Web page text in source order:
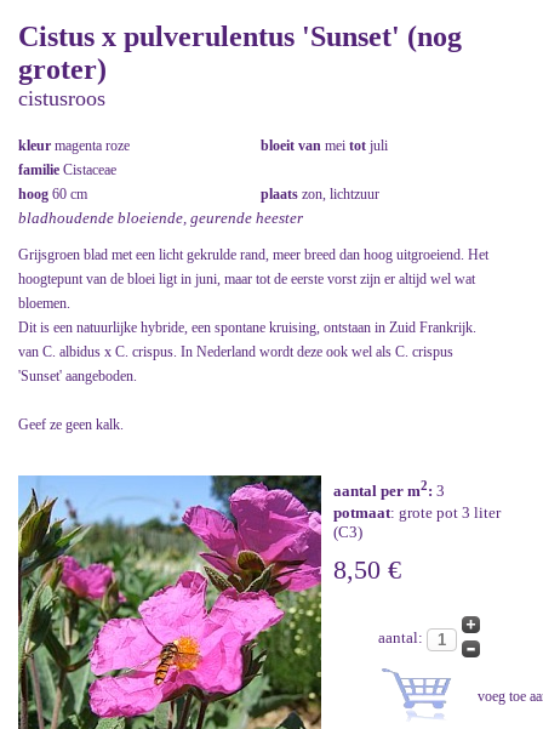
Cistus x pulverulentus 'Sunset' (nog
groter)
cistusroos
kleur magenta roze bloeit van mei tot juli
familie Cistaceae
hoog 60 cm plaats zon, lichtzuur
bladhoudende bloeiende, geurende heester
Grijsgroen blad met een licht gekrulde rand, meer breed dan hoog uitgroeiend. Het
hoogtepunt van de bloei ligt in juni, maar tot de eerste vorst zijn er altijd wel wat
bloemen.
Dit is een natuurlijke hybride, een spontane kruising, ontstaan in Zuid Frankrijk.
van C. albidus x C. crispus. In Nederland wordt deze ook wel als C. crispus
'Sunset' aangeboden.
Geef ze geen kalk.
aantal per m2: 3
potmaat: grote pot 3 liter
(C3)
8,50 €
aantal: